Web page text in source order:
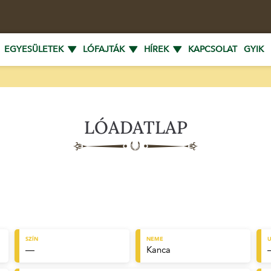
EGYESÜLETEK LÓFAJTÁK HÍREK KAPCSOLAT GYIK
LÓADATLAP
SZÍN
—
NEME
Kanca